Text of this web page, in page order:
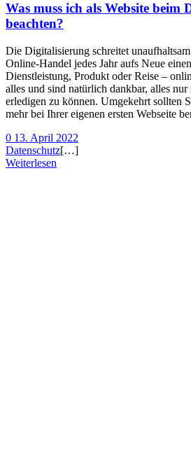
Was muss ich als Website beim
beachten?
Die Digitalisierung schreitet
Online-Handel jedes Jahr aufs Neue
Dienstleistung, Produkt oder Reise –
alles und sind natürlich dankbar, alles
erledigen zu können. Umgekehrt sollten
mehr bei Ihrer eigenen ersten Webseite
0 13. April 2022
Datenschutz[…]
Weiterlesen